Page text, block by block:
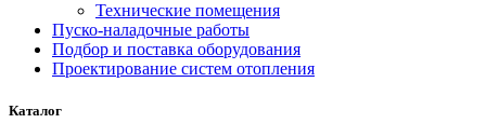
Технические помещения
Пуско-наладочные работы
Подбор и поставка оборудования
Проектирование систем отопления
Каталог